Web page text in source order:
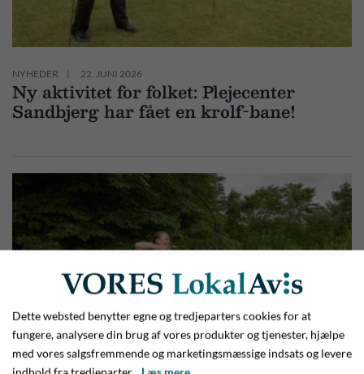
NYHEDER 22. JUNI 2026
Ny aktivitet for folket: Plejecenter
Sandbjerg har fået en krolf-bane!
Dette websted benytter egne og tredjeparters cookies for at
fungere, analysere din brug af vores produkter og tjenester, hjælpe
med vores salgsfremmende og marketingsmæssige indsats og levere